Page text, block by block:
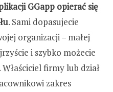
GGapp opierać się
. Sami dopasujecie
organizacji – małej
i szybko możecie
firmy lub dział
zakres